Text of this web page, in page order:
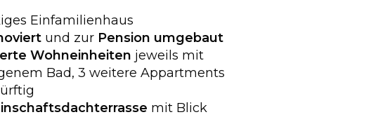
Einfamilienhaus
und zur Pension umgebaut
Wohneinheiten jeweils mit
Bad, 3 weitere Appartments
mit Blick